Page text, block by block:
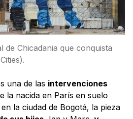
de Chicadania que conquista
una de las intervenciones
la nacida en París en suelo
la ciudad de Bogotá, la pieza